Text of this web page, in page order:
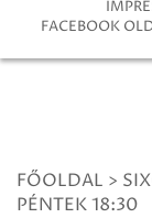
FACEBOOK
FŐOLDAL >
PÉNTEK 18:30